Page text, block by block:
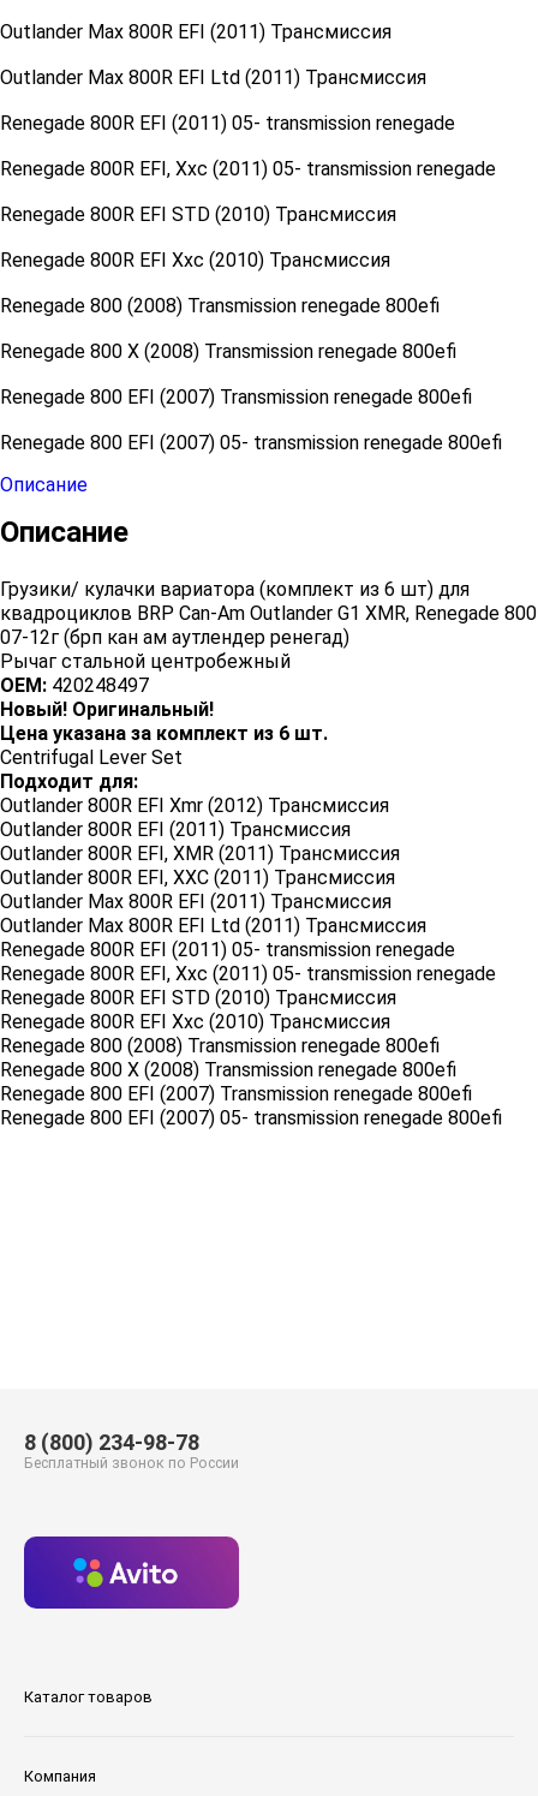
Outlander Max 800R EFI (2011) Трансмиссия
Outlander Max 800R EFI Ltd (2011) Трансмиссия
Renegade 800R EFI (2011) 05- transmission renegade
Renegade 800R EFI, Xxc (2011) 05- transmission renegade
Renegade 800R EFI STD (2010) Трансмиссия
Renegade 800R EFI Xxc (2010) Трансмиссия
Renegade 800 (2008) Transmission renegade 800efi
Renegade 800 X (2008) Transmission renegade 800efi
Renegade 800 EFI (2007) Transmission renegade 800efi
Renegade 800 EFI (2007) 05- transmission renegade 800efi
Описание
Описание
Грузики/ кулачки вариатора (комплект из 6 шт) для
квадроциклов BRP Can-Am Outlander G1 XMR, Renegade 800
07-12г (брп кан ам аутлендер ренегад)
Рычаг стальной центробежный
OEM: 420248497
Новый! Оригинальный!
Цена указана за комплект из 6 шт.
Centrifugal Lever Set
Подходит для:
Outlander 800R EFI Xmr (2012) Трансмиссия
Outlander 800R EFI (2011) Трансмиссия
Outlander 800R EFI, XMR (2011) Трансмиссия
Outlander 800R EFI, XXC (2011) Трансмиссия
Outlander Max 800R EFI (2011) Трансмиссия
Outlander Max 800R EFI Ltd (2011) Трансмиссия
Renegade 800R EFI (2011) 05- transmission renegade
Renegade 800R EFI, Xxc (2011) 05- transmission renegade
Renegade 800R EFI STD (2010) Трансмиссия
Renegade 800R EFI Xxc (2010) Трансмиссия
Renegade 800 (2008) Transmission renegade 800efi
Renegade 800 X (2008) Transmission renegade 800efi
Renegade 800 EFI (2007) Transmission renegade 800efi
Renegade 800 EFI (2007) 05- transmission renegade 800efi
Каталог товаров
Компания
8 (800) 234-98-78
Бесплатный звонок по России